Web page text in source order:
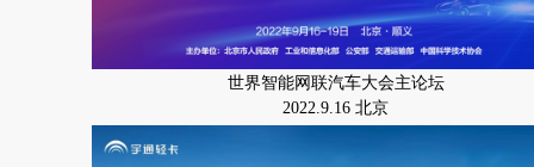
世界智能网联汽车大会主论坛
2022.9.16 北京